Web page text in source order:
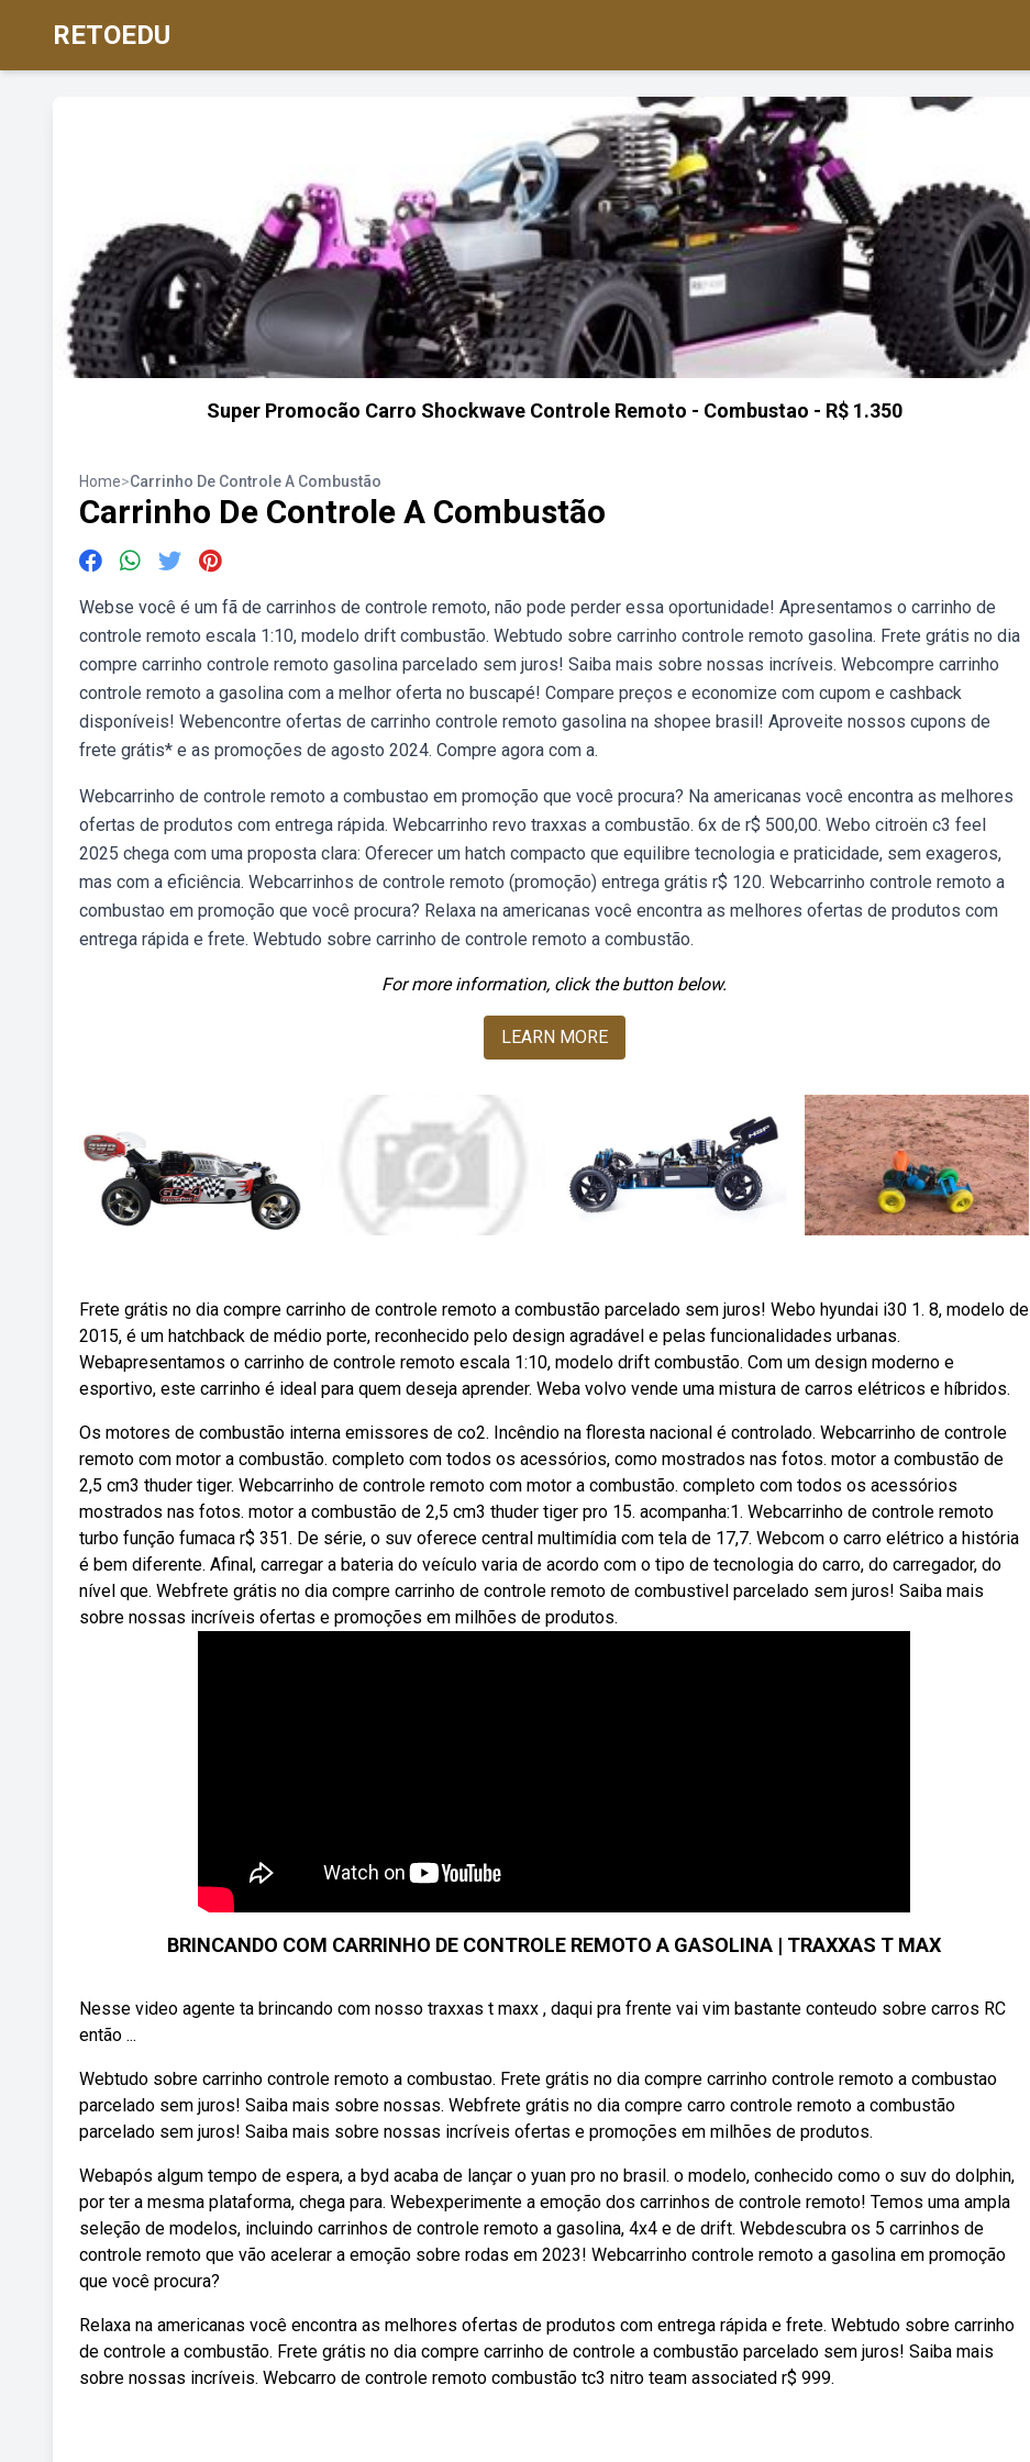
RETOEDU
Super Promocão Carro Shockwave Controle Remoto - Combustao - R$ 1.350
Home>Carrinho De Controle A Combustão
Carrinho De Controle A Combustão
Webse você é um fã de carrinhos de controle remoto, não pode perder essa oportunidade! Apresentamos o carrinho de
controle remoto escala 1:10, modelo drift combustão. Webtudo sobre carrinho controle remoto gasolina. Frete grátis no dia
compre carrinho controle remoto gasolina parcelado sem juros! Saiba mais sobre nossas incríveis. Webcompre carrinho
controle remoto a gasolina com a melhor oferta no buscapé! Compare preços e economize com cupom e cashback
disponíveis! Webencontre ofertas de carrinho controle remoto gasolina na shopee brasil! Aproveite nossos cupons de
frete grátis* e as promoções de agosto 2024. Compre agora com a.
Webcarrinho de controle remoto a combustao em promoção que você procura? Na americanas você encontra as melhores
ofertas de produtos com entrega rápida. Webcarrinho revo traxxas a combustão. 6x de r$ 500,00. Webo citroën c3 feel
2025 chega com uma proposta clara: Oferecer um hatch compacto que equilibre tecnologia e praticidade, sem exageros,
mas com a eficiência. Webcarrinhos de controle remoto (promoção) entrega grátis r$ 120. Webcarrinho controle remoto a
combustao em promoção que você procura? Relaxa na americanas você encontra as melhores ofertas de produtos com
entrega rápida e frete. Webtudo sobre carrinho de controle remoto a combustão.
For more information, click the button below.
LEARN MORE
Frete grátis no dia compre carrinho de controle remoto a combustão parcelado sem juros! Webo hyundai i30 1. 8, modelo de
2015, é um hatchback de médio porte, reconhecido pelo design agradável e pelas funcionalidades urbanas.
Webapresentamos o carrinho de controle remoto escala 1:10, modelo drift combustão. Com um design moderno e
esportivo, este carrinho é ideal para quem deseja aprender. Weba volvo vende uma mistura de carros elétricos e híbridos.
Os motores de combustão interna emissores de co2. Incêndio na floresta nacional é controlado. Webcarrinho de controle
remoto com motor a combustão. completo com todos os acessórios, como mostrados nas fotos. motor a combustão de
2,5 cm3 thuder tiger. Webcarrinho de controle remoto com motor a combustão. completo com todos os acessórios
mostrados nas fotos. motor a combustão de 2,5 cm3 thuder tiger pro 15. acompanha:1. Webcarrinho de controle remoto
turbo função fumaca r$ 351. De série, o suv oferece central multimídia com tela de 17,7. Webcom o carro elétrico a história
é bem diferente. Afinal, carregar a bateria do veículo varia de acordo com o tipo de tecnologia do carro, do carregador, do
nível que. Webfrete grátis no dia compre carrinho de controle remoto de combustivel parcelado sem juros! Saiba mais
sobre nossas incríveis ofertas e promoções em milhões de produtos.
BRINCANDO COM CARRINHO DE CONTROLE REMOTO A GASOLINA | TRAXXAS T MAX
Nesse video agente ta brincando com nosso traxxas t maxx , daqui pra frente vai vim bastante conteudo sobre carros RC
então ...
Webtudo sobre carrinho controle remoto a combustao. Frete grátis no dia compre carrinho controle remoto a combustao
parcelado sem juros! Saiba mais sobre nossas. Webfrete grátis no dia compre carro controle remoto a combustão
parcelado sem juros! Saiba mais sobre nossas incríveis ofertas e promoções em milhões de produtos.
Webapós algum tempo de espera, a byd acaba de lançar o yuan pro no brasil. o modelo, conhecido como o suv do dolphin,
por ter a mesma plataforma, chega para. Webexperimente a emoção dos carrinhos de controle remoto! Temos uma ampla
seleção de modelos, incluindo carrinhos de controle remoto a gasolina, 4x4 e de drift. Webdescubra os 5 carrinhos de
controle remoto que vão acelerar a emoção sobre rodas em 2023! Webcarrinho controle remoto a gasolina em promoção
que você procura?
Relaxa na americanas você encontra as melhores ofertas de produtos com entrega rápida e frete. Webtudo sobre carrinho
de controle a combustão. Frete grátis no dia compre carrinho de controle a combustão parcelado sem juros! Saiba mais
sobre nossas incríveis. Webcarro de controle remoto combustão tc3 nitro team associated r$ 999.